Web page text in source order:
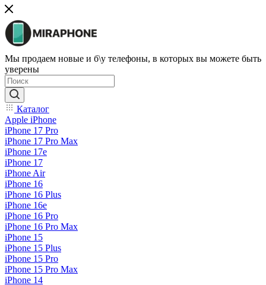
Мы продаем новые и б\у телефоны, в которых вы можете быть
уверены
Каталог
Apple iPhone
iPhone 17 Pro
iPhone 17 Pro Max
iPhone 17e
iPhone 17
iPhone Air
iPhone 16
iPhone 16 Plus
iPhone 16e
iPhone 16 Pro
iPhone 16 Pro Max
iPhone 15
iPhone 15 Plus
iPhone 15 Pro
iPhone 15 Pro Max
iPhone 14